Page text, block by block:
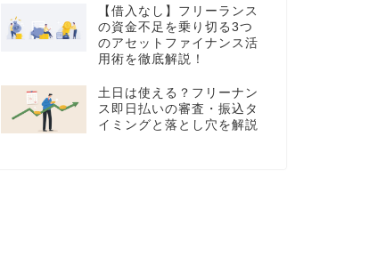
【借入なし】フリーランス
の資金不足を乗り切る3つ
のアセットファイナンス活
用術を徹底解説！
土日は使える？フリーナン
ス即日払いの審査・振込タ
イミングと落とし穴を解説